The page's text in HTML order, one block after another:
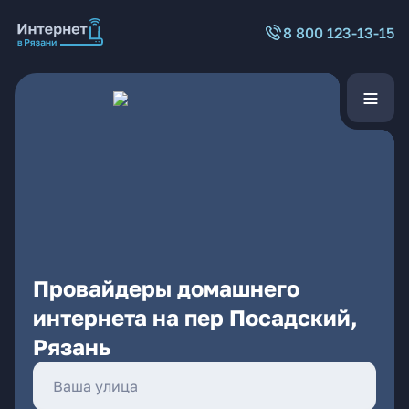
8 800 123-13-15
Провайдеры домашнего
интернета на пер Посадский,
Рязань